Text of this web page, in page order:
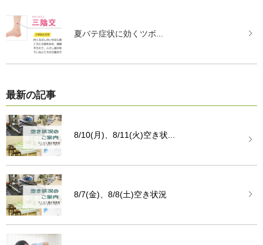
夏バテ症状に効くツボ...
最新の記事
8/10(月)、8/11(火)空き状...
8/7(金)、8/8(土)空き状況